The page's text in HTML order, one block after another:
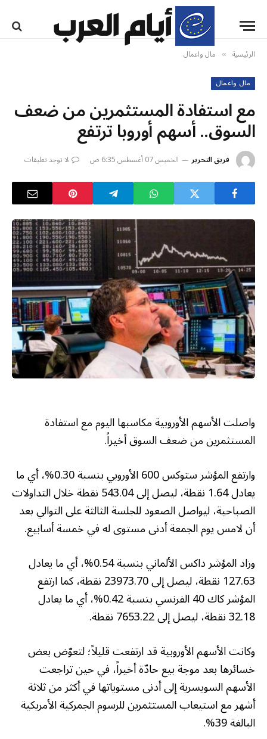
الرئيسية » مال واعمال
مال واعمال
مع استفادة المستثمرين من ضعف
السوق.. أسهم أوروبا ترتفع
فريق التحرير الخميس 07 أغسطس 6:35 ص لا توجد تعليقات
واصلت الأسهم الأوروبية مكاسبها اليوم مع استفادة
المستثمرين من ضعف السوق أخيراً.
وارتفع المؤشر ستوكس 600 الأوروبي بنسبة 0.30%، أي ما
يعادل 1.64 نقطة، ليصل إلى 543.04 نقطة خلال التداولات
الصباحية، ليواصل الصعود للجلسة الثالثة على التوالي بعد
أن لامس يوم الجمعة أدنى مستوى له في خمسة أسابيع.
وزاد المؤشر داكس الألماني بنسبة 0.54%، أي ما يعادل
127.63 نقطة، ليصل إلى 23973.70 نقطة، كما ارتفع
المؤشر كاك 40 الفرنسي بنسبة 0.42%، أي ما يعادل
32.18 نقطة، ليصل إلى 7653.22 نقطة.
وكانت الأسهم الأوروبية قد ارتفعت قليلاً؛ لتعوّض بعض
خسائرها بعد موجة بيع حادّة أخيراً، في حين تراجعت
الأسهم السويسرية إلى أدنى مستوياتها في أكثر من ثلاثة
أشهر مع استيعاب المستثمرين للرسوم الجمركية الأمريكية
البالغة 39%.